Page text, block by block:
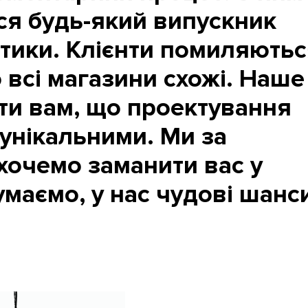
будь-який випускник
Клієнти
магазини схожі. Наше
вам, що проектування
Ми за
заманити вас у
у нас чудові